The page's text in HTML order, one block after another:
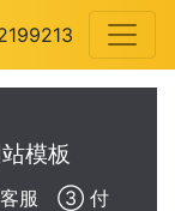
模板
客服 ③ 付